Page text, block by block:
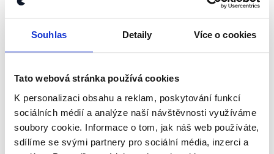
Souhlas Detaily Více o cookies
Tato webová stránka používá cookies
K personalizaci obsahu a reklam, poskytování funkcí
sociálních médií a analýze naší návštěvnosti využíváme
soubory cookie. Informace o tom, jak náš web používáte,
sdílíme se svými partnery pro sociální média, inzerci a
opatření automaticky získaly všechny domácnosti,
promítá se jim do výše záloh na energie.
zobrazit celé odůvodnění
Jan Hrnčíř
Ten, kdo třeba elektřinou jenom
svítí de facto, má třeba tři čtyři
stovky měsíčně zálohy, dostane
(v rámci tzv. úsporného tarifu,
pozn. Demagog.cz) 3,5 tisíce.